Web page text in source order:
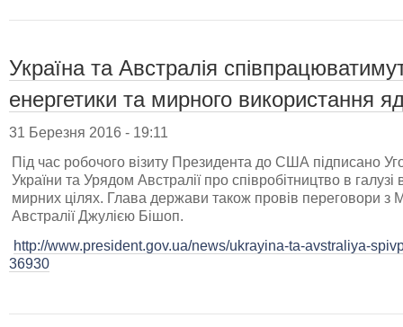
Україна та Австралія
енергетики та мирного використання
31 Березня 2016 - 19:11
Під час робочого візиту Президента до США підписано
України та Урядом Австралії про співробітництво в галузі
мирних цілях. Глава держави також провів переговори з
Австралії Джулією Бішоп.
http://www.president.gov.ua/news/ukrayina-ta-avstraliya-
36930